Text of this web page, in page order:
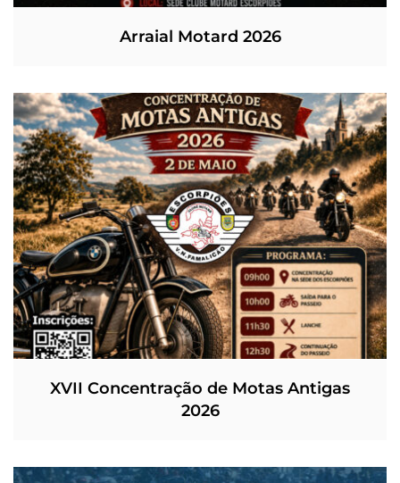
Arraial Motard 2026
XVII Concentração de Motas Antigas
2026